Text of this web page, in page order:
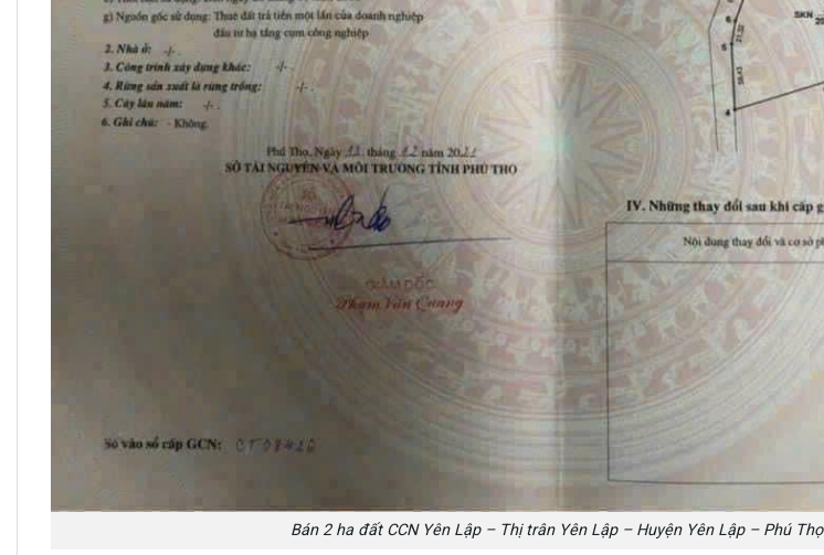
Bán 2 ha đất CCN Yên Lập – Thị trân Yên Lập – Huyện Yên Lập – Phú Thọ